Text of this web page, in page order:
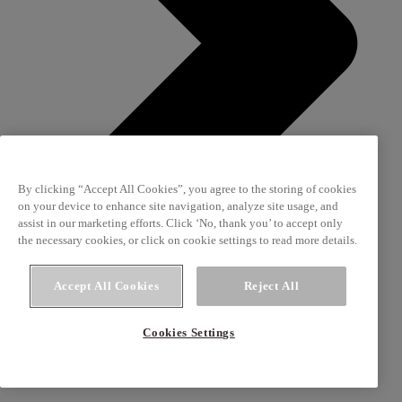
By clicking “Accept All Cookies”, you agree to the storing of cookies
on your device to enhance site navigation, analyze site usage, and
assist in our marketing efforts. Click ‘No, thank you’ to accept only
the necessary cookies, or click on cookie settings to read more details.
Accept All Cookies Reject All
Cookies Settings